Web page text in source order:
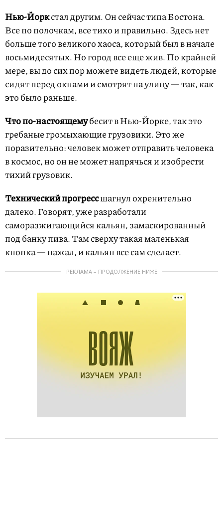
Нью-Йоркстал другим. Он сейчас типа Бостона.
Все по полочкам, все тихо и правильно. Здесь нет
больше того великого хаоса, который был в начале
восьмидесятых. Но город все еще жив. По крайней
мере, вы до сих пор можете видеть людей, которые
сидят перед окнами и смотрят на улицу — так, как
это было раньше.
Что по-настоящемубесит в Нью-Йорке, так это
гребаные громыхающие грузовики. Это же
поразительно: человек может отправить человека
в космос, но он не может напрячься и изобрести
тихий грузовик.
Технический прогрессшагнул охренительно
далеко. Говорят, уже разработали
саморазжигающийся кальян, замаскированный
под банку пива. Там сверху такая маленькая
кнопка — нажал, и кальян все сам сделает.
РЕКЛАМА – ПРОДОЛЖЕНИЕ НИЖЕ